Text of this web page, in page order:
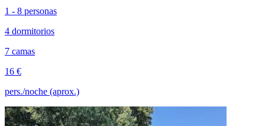
1 - 8 personas
4 dormitorios
7 camas
16 €
pers./noche (aprox.)